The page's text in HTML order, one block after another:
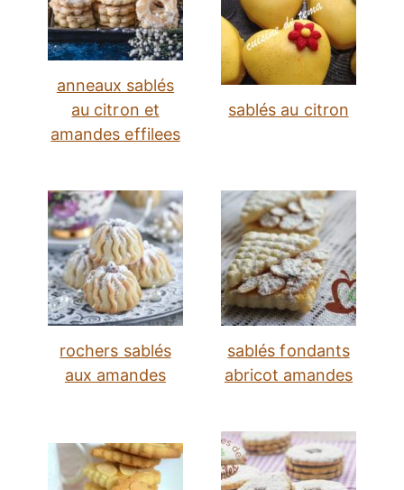
anneaux sablés
au citron et
amandes effilees
sablés au citron
rochers sablés
aux amandes
sablés fondants
abricot amandes